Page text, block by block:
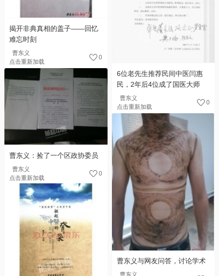
揭开非典真相的盖子——回忆
难忘时刻
曹东义
点击重新加载
0
6位老先生推荐民间中医闫惠
民，2年后4位成了国医大师
曹东义
点击重新加载
0
曹东义：捡了一个区政协委员
曹东义
点击重新加载
0
曹东义与网友问答，讨论学术
曹东义